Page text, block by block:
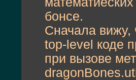
бонсе.
Сначала вижу,
top-level коде
при вызове